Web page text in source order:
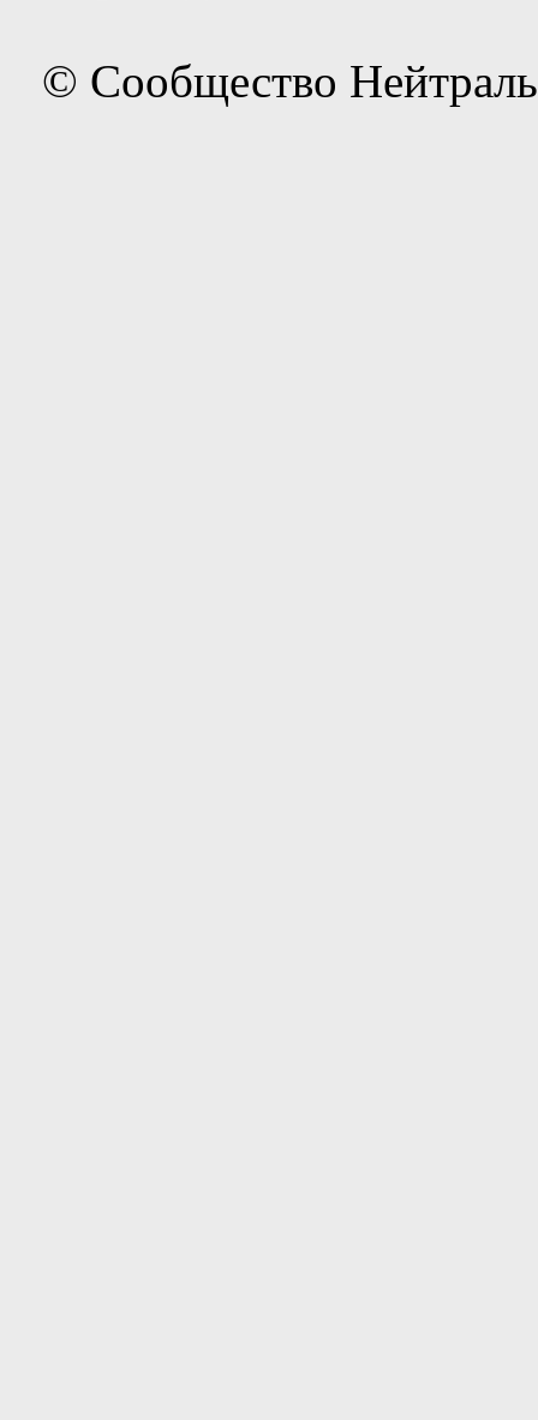
© Сообщество